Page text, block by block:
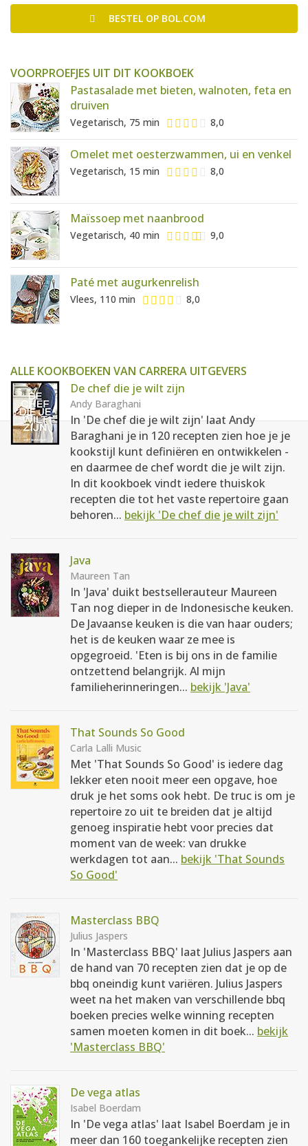
BESTEL OP BOL.COM
VOORPROEFJES UIT DIT KOOKBOEK
Pastasalade met bieten, walnoten, feta en
druiven
Vegetarisch, 75 min 8,0
Omelet met oesterzwammen, ui en venkel
Vegetarisch, 15 min 8,0
Maïssoep met naanbrood
Vegetarisch, 40 min 9,0
Paté met augurkenrelish
Vlees, 110 min 8,0
ALLE KOOKBOEKEN VAN CARRERA UITGEVERS
De chef die je wilt zijn
Andy Baraghani
In 'De chef die je wilt zijn' laat Andy
Baraghani je in 120 recepten zien hoe je je
kookstijl kunt definiëren en ontwikkelen -
en daarmee de chef wordt die je wilt zijn.
In dit kookboek vindt iedere thuiskok
recepten die tot het vaste repertoire gaan
behoren... bekijk 'De chef die je wilt zijn'
Java
Maureen Tan
In 'Java' duikt bestsellerauteur Maureen
Tan nog dieper in de Indonesische keuken.
De Javaanse keuken is die van haar ouders;
het is de keuken waar ze mee is
opgegroeid. 'Eten is bij ons in de familie
ontzettend belangrijk. Al mijn
familieherinneringen... bekijk 'Java'
That Sounds So Good
Carla Lalli Music
Met 'That Sounds So Good' is iedere dag
lekker eten nooit meer een opgave, hoe
druk je het soms ook hebt. De truc is om je
repertoire zo uit te breiden dat je altijd
genoeg inspiratie hebt voor precies dat
moment van de week: van drukke
werkdagen tot aan... bekijk 'That Sounds
So Good'
Masterclass BBQ
Julius Jaspers
In 'Masterclass BBQ' laat Julius Jaspers aan
de hand van 70 recepten zien dat je op de
bbq oneindig kunt variëren. Julius Jaspers
weet na het maken van verschillende bbq
boeken precies welke winning recepten
samen moeten komen in dit boek... bekijk
'Masterclass BBQ'
De vega atlas
Isabel Boerdam
In 'De vega atlas' laat Isabel Boerdam je in
meer dan 160 toegankelijke recepten zien